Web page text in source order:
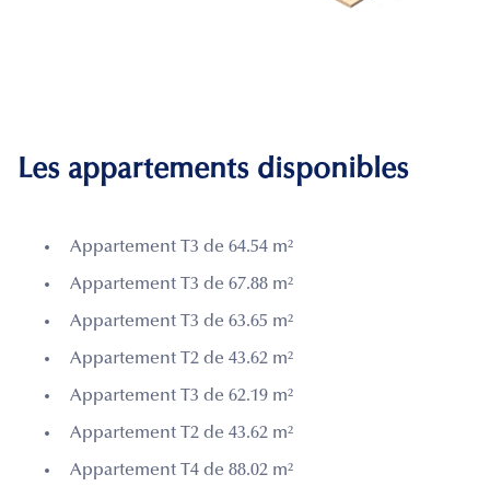
Les appartements disponibles
Appartement T3 de 64.54 m²
Appartement T3 de 67.88 m²
Appartement T3 de 63.65 m²
Appartement T2 de 43.62 m²
Appartement T3 de 62.19 m²
Appartement T2 de 43.62 m²
Appartement T4 de 88.02 m²